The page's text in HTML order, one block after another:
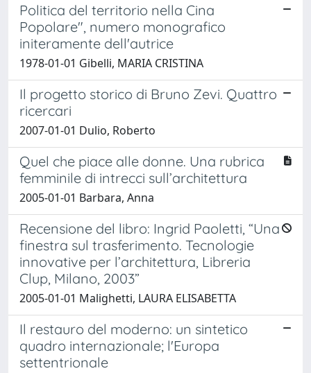
Politica del territorio nella Cina
Popolare", numero monografico
initeramente dell'autrice
1978-01-01 Gibelli, MARIA CRISTINA
Il progetto storico di Bruno Zevi. Quattro
ricercari
2007-01-01 Dulio, Roberto
Quel che piace alle donne. Una rubrica
femminile di intrecci sull’architettura
2005-01-01 Barbara, Anna
Recensione del libro: Ingrid Paoletti, “Una
finestra sul trasferimento. Tecnologie
innovative per l’architettura, Libreria
Clup, Milano, 2003”
2005-01-01 Malighetti, LAURA ELISABETTA
Il restauro del moderno: un sintetico
quadro internazionale; l'Europa
settentrionale